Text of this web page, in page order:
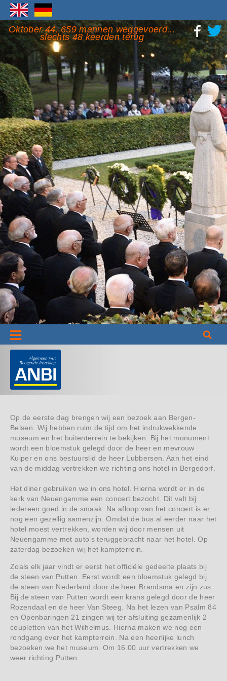
Oktober 44, 659 mannen weggevoerd...
slechts 48 keerden terug
Informatie
Op de eerste dag brengen wij een bezoek aan Bergen-
Belsen. Wij hebben ruim de tijd om het indrukwekkende
museum en het buitenterrein te bekijken. Bij het monument
wordt een bloemstuk gelegd door de heer en mevrouw
Kuiper en ons bestuurslid de heer Lubbersen. Aan het eind
van de middag vertrekken we richting ons hotel in Bergedorf.
Het diner gebruiken we in ons hotel. Hierna wordt er in de
kerk van Neuengamme een concert bezocht. Dit valt bij
iedereen goed in de smaak. Na afloop van het concert is er
nog een gezellig samenzijn. Omdat de bus al eerder naar het
hotel moest vertrekken, worden wij door mensen uit
Neuengamme met auto’s teruggebracht naar het hotel. Op
zaterdag bezoeken wij het kampterrein.
Zoals elk jaar vindt er eerst het officiële gedeelte plaats bij
de steen van Putten. Eerst wordt een bloemstuk gelegd bij
de steen van Nederland door de heer Brandsma en zijn zus.
Bij de steen van Putten wordt een krans gelegd door de heer
Rozendaal en de heer Van Steeg. Na het lezen van Psalm 84
en Openbaringen 21 zingen wij ter afsluiting gezamenlijk 2
coupletten van het Wilhelmus. Hierna maken we nog een
rondgang over het kampterrein. Na een heerlijke lunch
bezoeken we het museum. Om 16.00 uur vertrekken we
weer richting Putten.